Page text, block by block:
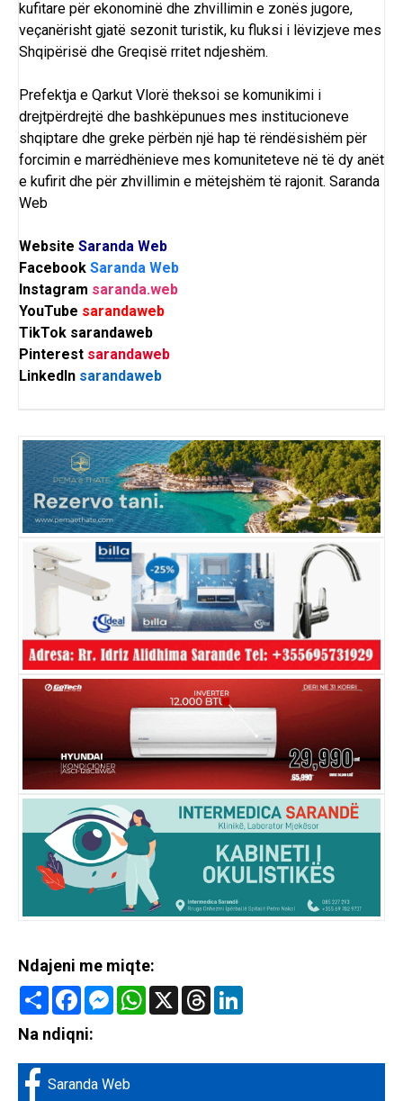
kufitare për ekonominë dhe zhvillimin e zonës jugore,
veçanërisht gjatë sezonit turistik, ku fluksi i lëvizjeve mes
Shqipërisë dhe Greqisë rritet ndjeshëm.
Prefektja e Qarkut Vlorë theksoi se komunikimi i
drejtpërdrejtë dhe bashkëpunues mes institucioneve
shqiptare dhe greke përbën një hap të rëndësishëm për
forcimin e marrëdhënieve mes komuniteteve në të dy anët
e kufirit dhe për zhvillimin e mëtejshëm të rajonit. Saranda
Web
Website Saranda Web
Facebook Saranda Web
Instagram saranda.web
YouTube sarandaweb
TikTok sarandaweb
Pinterest sarandaweb
LinkedIn sarandaweb
Ndajeni me miqte:
Share FacebookMessenger
WhatsApp
X Threads
Na ndiqni:
Saranda Web